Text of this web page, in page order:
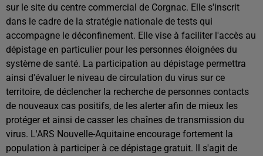
sur le site du centre commercial de Corgnac. Elle s'inscrit
dans le cadre de la stratégie nationale de tests qui
accompagne le déconfinement. Elle vise à faciliter l'accès au
dépistage en particulier pour les personnes éloignées du
système de santé. La participation au dépistage permettra
ainsi d'évaluer le niveau de circulation du virus sur ce
territoire, de déclencher la recherche de personnes contacts
de nouveaux cas positifs, de les alerter afin de mieux les
protéger et ainsi de casser les chaînes de transmission du
virus. L'ARS Nouvelle-Aquitaine encourage fortement la
population à participer à ce dépistage gratuit. Il s'agit de